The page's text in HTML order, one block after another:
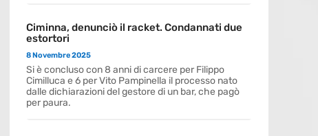
Ciminna, denunciò il racket. Condannati due
estortori
8 Novembre 2025
Si è concluso con 8 anni di carcere per Filippo
Cimilluca e 6 per Vito Pampinella il processo nato
dalle dichiarazioni del gestore di un bar, che pagò
per paura.